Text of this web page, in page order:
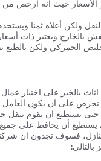
الأسعار حيث انه ارخص من
ولكن أعلاه ثمنا
بالخارج ويعتبر ذات
الجمركي ولكن
بالخبر على اختيار
نحرص على ان يكون العامل
حتى يستطيع ان يقوم بنقل
يستطيع أن يحافظ على
فسوف تجدون ان شركتنا
بالتالي: